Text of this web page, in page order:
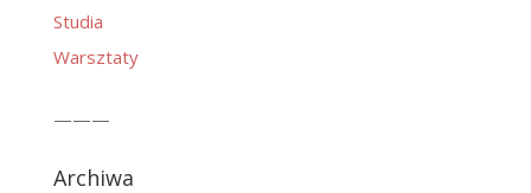
Studia
Warsztaty
———
Archiwa